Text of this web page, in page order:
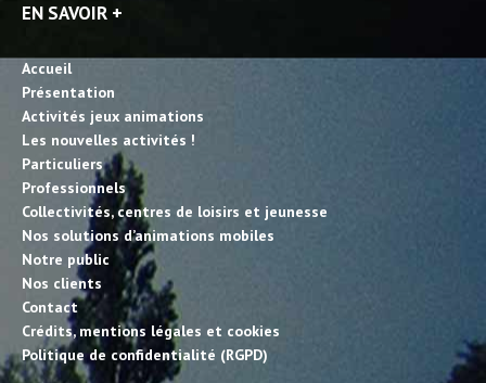
EN SAVOIR +
Accueil
Présentation
Activités jeux animations
Les nouvelles activités !
Particuliers
Professionnels
Collectivités, centres de loisirs et jeunesse
Nos solutions d’animations mobiles
Notre public
Nos clients
Contact
Crédits, mentions légales et cookies
Politique de confidentialité (RGPD)